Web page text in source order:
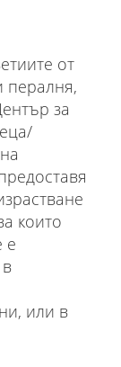
от
пералня,
за
които
е
или в